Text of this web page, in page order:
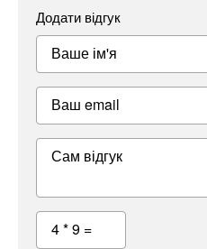
Додати відгук
Ваше ім'я
Ваш email
Сам відгук
4 * 9 =